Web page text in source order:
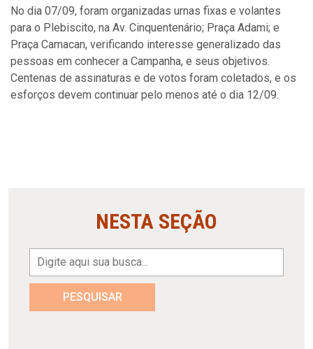
No dia 07/09, foram organizadas urnas fixas e volantes
para o Plebiscito, na Av. Cinquentenário; Praça Adami; e
Praça Camacan, verificando interesse generalizado das
pessoas em conhecer a Campanha, e seus objetivos.
Centenas de assinaturas e de votos foram coletados, e os
esforços devem continuar pelo menos até o dia 12/09.
NESTA SEÇÃO
PESQUISAR